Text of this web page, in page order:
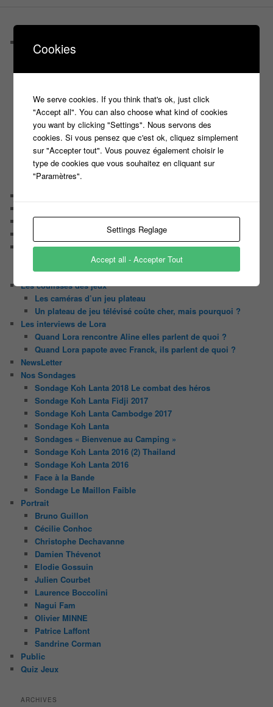
Castings
C’est quoi un casteur ?
Motus
Slam
C’est quoi un casting ?
Tous les castings
Les 12 coups de midi
Les Z’Amours
N’oubliez Pas Les Paroles
Il était une fois ….
Le trombinoscope des Joueurs
Géraldine multirécidiviste des émissions TV
Serge le candidat qui a peur du noir.
Les coulisses des jeux
Les caméras d’un jeu plateau
Un plateau de jeu télévisé coûte cher, mais pourquoi ?
Les interviews de Lora
Quand Lora rencontre Aline elles parlent de quoi ?
Quand Lora papote avec Franck, ils parlent de quoi ?
NewsLetter
Nos Sondages
Sondage Koh Lanta 2018 Le combat des héros
Sondage Koh Lanta Fidji 2017
Sondage Koh Lanta Cambodge 2017
Sondage Koh Lanta
Sondages « Bienvenue au Camping »
Sondage Koh Lanta 2016 (2) Thailand
Sondage Koh Lanta 2016
Face à la Bande
Sondage Le Maillon Faible
Portrait
Bruno Guillon
Cécilie Conhoc
Christophe Dechavanne
Damien Thévenot
Elodie Gossuin
Julien Courbet
Laurence Boccolini
Nagui Fam
Olivier MINNE
Patrice Laffont
Sandrine Corman
Public
Quiz Jeux
ARCHIVES
Cookies
We serve cookies. If you think that's ok, just click
"Accept all". You can also choose what kind of cookies
you want by clicking "Settings". Nous servons des
cookies. Si vous pensez que c'est ok, cliquez simplement
sur "Accepter tout". Vous pouvez également choisir le
type de cookies que vous souhaitez en cliquant sur
"Paramètres".
Settings Reglage
Accept all - Accepter Tout